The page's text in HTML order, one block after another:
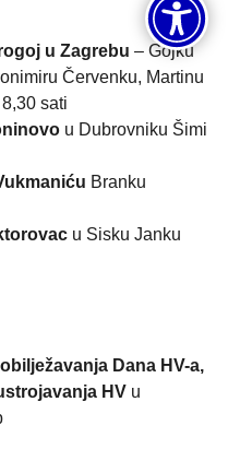
u Zagrebu – Gojku
Červenku, Martinu
sati
u Dubrovniku Šimi
Branku
u Sisku Janku
Dana HV-a,
HV u